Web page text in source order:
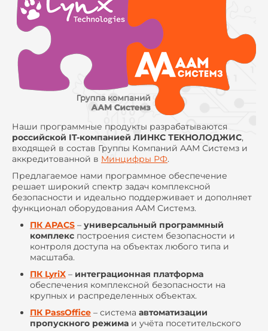
Наши программные продукты разрабатываются
российской IT-компанией ЛИНКС ТЕКНОЛОДЖИС,
входящей в состав Группы Компаний ААМ Системз и
аккредитованной в Минцифры РФ.
Предлагаемое нами программное обеспечение
решает широкий спектр задач комплексной
безопасности и идеально поддерживает и дополняет
функционал оборудования ААМ Системз.
ПК APACS – универсальный программный
комплекс построения систем безопасности и
контроля доступа на объектах любого типа и
масштаба.
ПК LyriX – интеграционная платформа
обеспечения комплексной безопасности на
крупных и распределенных объектах.
ПК PassOffice – система автоматизации
пропускного режима и учёта посетительского